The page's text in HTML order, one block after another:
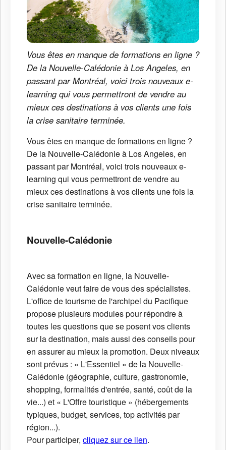
Vous êtes en manque de formations en ligne ?
De la Nouvelle-Calédonie à Los Angeles, en
passant par Montréal, voici trois nouveaux e-
learning qui vous permettront de vendre au
mieux ces destinations à vos clients une fois
la crise sanitaire terminée.
Vous êtes en manque de formations en ligne ?
De la Nouvelle-Calédonie à Los Angeles, en
passant par Montréal, voici trois nouveaux e-
learning qui vous permettront de vendre au
mieux ces destinations à vos clients une fois la
crise sanitaire terminée.
Nouvelle-Calédonie
Avec sa formation en ligne, la Nouvelle-
Calédonie veut faire de vous des spécialistes.
L'office de tourisme de l'archipel du Pacifique
propose plusieurs modules pour répondre à
toutes les questions que se posent vos clients
sur la destination, mais aussi des conseils pour
en assurer au mieux la promotion. Deux niveaux
sont prévus : « L'Essentiel » de la Nouvelle-
Calédonie (géographie, culture, gastronomie,
shopping, formalités d'entrée, santé, coût de la
vie...) et « L'Offre touristique » (hébergements
typiques, budget, services, top activités par
région...).
Pour participer, cliquez sur ce lien.